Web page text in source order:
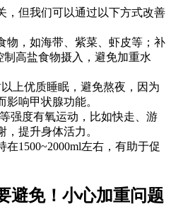
，但我们可以通过以下方式改善
物，如海带、紫菜、虾皮等；补
高盐食物摄入，避免加重水
上优质睡眠，避免熬夜，因为
响甲状腺功能。
强度有氧运动，比如快走、游
提升身体活力。
1500~2000ml左右，有助于促
避免！小心加重问题